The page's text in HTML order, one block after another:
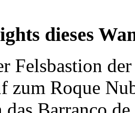
dieses
Felsbastion
zum Roque